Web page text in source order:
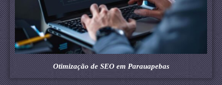
Otimização de SEO em Parauapebas